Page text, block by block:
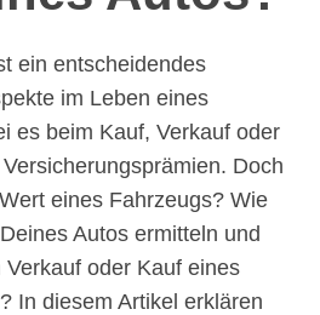
ein entscheidendes
im Leben eines
es beim Kauf, Verkauf oder
Doch
eines Fahrzeugs? Wie
Autos ermitteln und
oder Kauf eines
In diesem Artikel erklären